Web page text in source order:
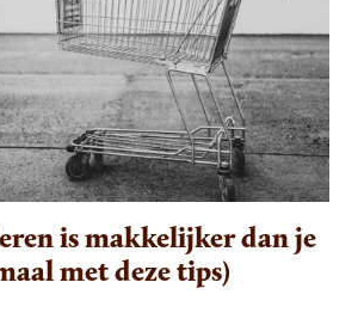
is makkelijker dan je
met deze tips)